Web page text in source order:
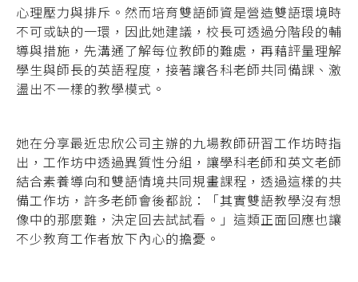
心理壓力與排斥。然而培育雙語師資是營造雙語環境時
不可或缺的一環，因此她建議，校長可透過分階段的輔
導與措施，先溝通了解每位教師的難處，再藉評量理解
學生與師長的英語程度，接著讓各科老師共同備課、激
盪出不一樣的教學模式。
她在分享最近忠欣公司主辦的九場教師研習工作坊時指
出，工作坊中透過異質性分組，讓學科老師和英文老師
結合素養導向和雙語情境共同規畫課程，透過這樣的共
備工作坊，許多老師會後都說：「其實雙語教學沒有想
像中的那麼難，決定回去試試看。」這類正面回應也讓
不少教育工作者放下內心的擔憂。